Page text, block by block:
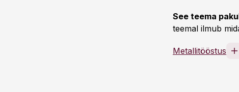
See teema
teemal ilmub
Metallitööstus